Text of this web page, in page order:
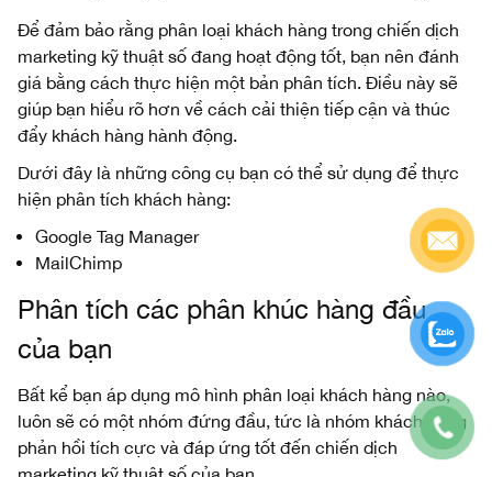
Để đảm bảo rằng phân loại khách hàng trong chiến dịch
marketing kỹ thuật số đang hoạt động tốt, bạn nên đánh
giá bằng cách thực hiện một bản phân tích. Điều này sẽ
giúp bạn hiểu rõ hơn về cách cải thiện tiếp cận và thúc
đẩy khách hàng hành động.
Dưới đây là những công cụ bạn có thể sử dụng để thực
hiện phân tích khách hàng:
Google Tag Manager
MailChimp
Phân tích các phân khúc hàng đầu
của bạn
Bất kể bạn áp dụng mô hình phân loại khách hàng nào,
luôn sẽ có một nhóm đứng đầu, tức là nhóm khách hàng
phản hồi tích cực và đáp ứng tốt đến chiến dịch